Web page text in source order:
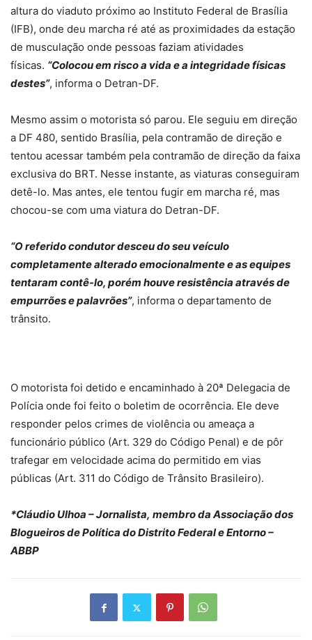
altura do viaduto próximo ao Instituto Federal de Brasília
(IFB), onde deu marcha ré até as proximidades da estação
de musculação onde pessoas faziam atividades
físicas. “Colocou em risco a vida e a integridade físicas
destes”, informa o Detran-DF.
Mesmo assim o motorista só parou. Ele seguiu em direção
a DF 480, sentido Brasília, pela contramão de direção e
tentou acessar também pela contramão de direção da faixa
exclusiva do BRT. Nesse instante, as viaturas conseguiram
detê-lo. Mas antes, ele tentou fugir em marcha ré, mas
chocou-se com uma viatura do Detran-DF.
“O referido condutor desceu do seu veículo
completamente alterado emocionalmente e as equipes
tentaram contê-lo, porém houve resistência através de
empurrões e palavrões”, informa o departamento de
trânsito.
O motorista foi detido e encaminhado à 20ª Delegacia de
Polícia onde foi feito o boletim de ocorrência. Ele deve
responder pelos crimes de violência ou ameaça a
funcionário público (Art. 329 do Código Penal) e de pôr
trafegar em velocidade acima do permitido em vias
públicas (Art. 311 do Código de Trânsito Brasileiro).
*Cláudio Ulhoa – Jornalista, membro da Associação dos
Blogueiros de Política do Distrito Federal e Entorno –
ABBP